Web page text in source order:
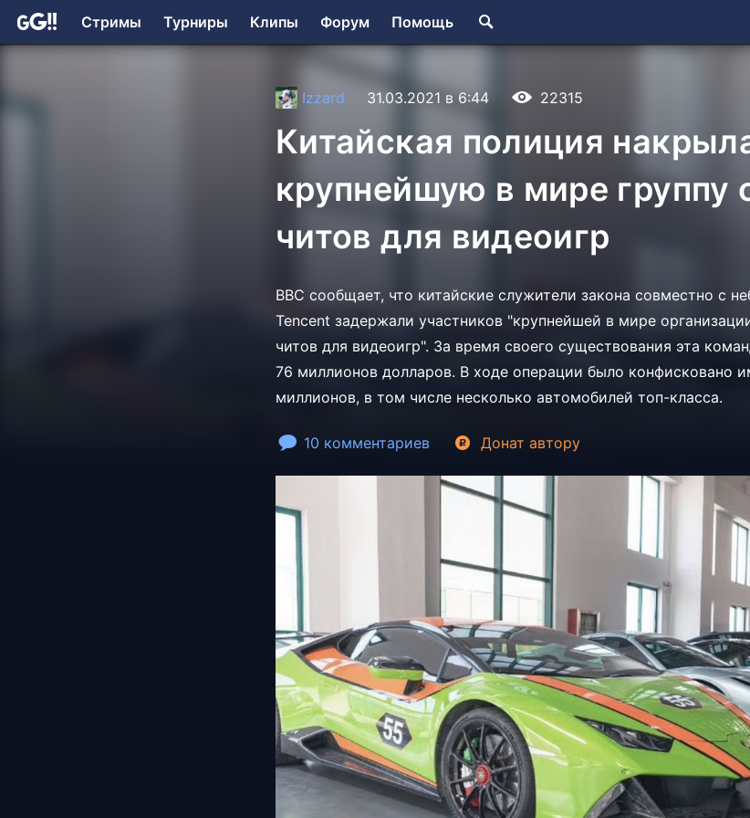
Стримы Турниры Клипы Форум Помощь
Izzard 31.03.2021 в 6:44 22315
Китайская полиция
крупнейшую в мире группу
читов для видеоигр
BBC сообщает, что китайские служители закона совместно с
Tencent задержали участников "крупнейшей в мире
читов для видеоигр". За время своего существования эта
76 миллионов долларов. В ходе операции было конфисковано
миллионов, в том числе несколько автомобилей топ-класса.
10 комментариев Донат автору